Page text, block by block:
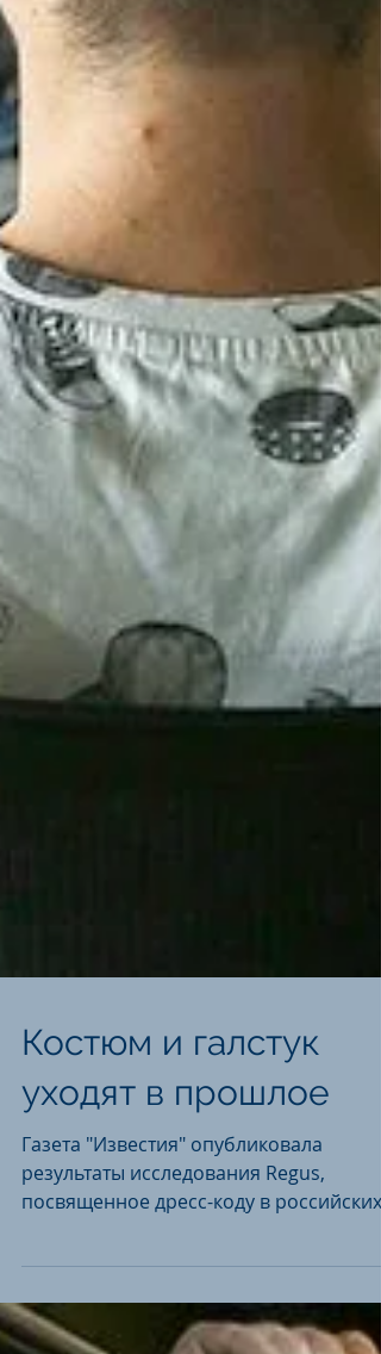
Костюм и галстук
уходят в прошлое
Газета "Известия" опубликовала
результаты исследования Regus,
посвященное дресс-коду в российских